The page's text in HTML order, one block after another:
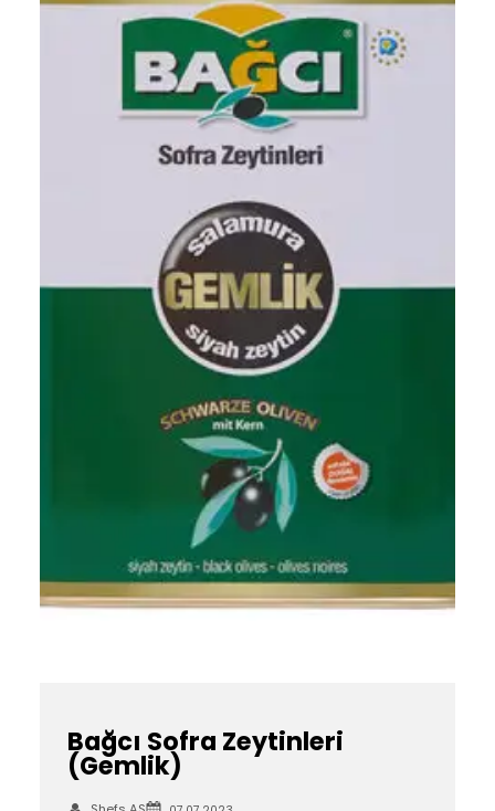
Bağcı Sofra Zeytinleri
(Gemlik)